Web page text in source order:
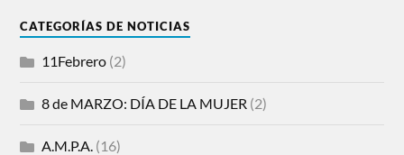
CATEGORÍAS DE NOTICIAS
11Febrero (2)
8 de MARZO: DÍA DE LA MUJER (2)
A.M.P.A. (16)